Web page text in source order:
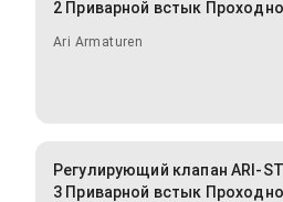
2 Приварной встык
Ari Armaturen
Регулирующий клапан ARI-
3 Приварной встык